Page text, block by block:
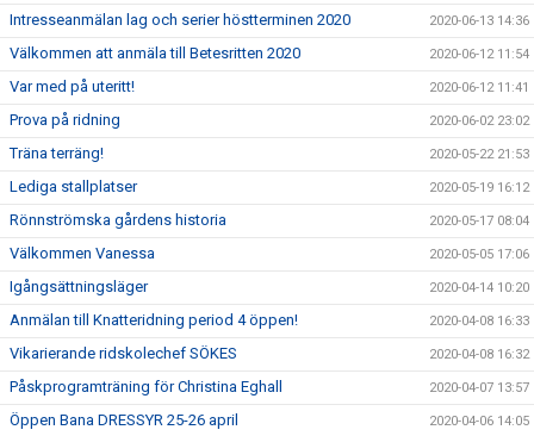
Intresseanmälan lag och serier höstterminen 2020 2020-06-13 14:36
Välkommen att anmäla till Betesritten 2020 2020-06-12 11:54
Var med på uteritt! 2020-06-12 11:41
Prova på ridning 2020-06-02 23:02
Träna terräng! 2020-05-22 21:53
Lediga stallplatser 2020-05-19 16:12
Rönnströmska gårdens historia 2020-05-17 08:04
Välkommen Vanessa 2020-05-05 17:06
Igångsättningsläger 2020-04-14 10:20
Anmälan till Knatteridning period 4 öppen! 2020-04-08 16:33
Vikarierande ridskolechef SÖKES 2020-04-08 16:32
Påskprogramträning för Christina Eghall 2020-04-07 13:57
Öppen Bana DRESSYR 25-26 april 2020-04-06 14:05